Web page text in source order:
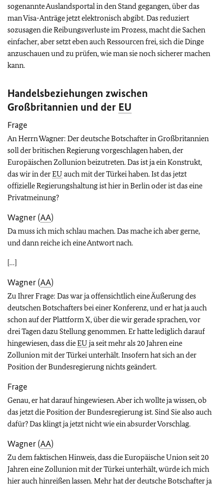
sogenannte Auslandsportal in den Stand gegangen, über das
man Visa-Anträge jetzt elektronisch abgibt. Das reduziert
sozusagen die Reibungsverluste im Prozess, macht die Sachen
einfacher, aber setzt eben auch Ressourcen frei, sich die Dinge
anzuschauen und zu prüfen, wie man sie noch sicherer machen
kann.
Handelsbeziehungen zwischen
Großbritannien und der EU
Frage
An Herrn Wagner: Der deutsche Botschafter in Großbritannien
soll der britischen Regierung vorgeschlagen haben, der
Europäischen Zollunion beizutreten. Das ist ja ein Konstrukt,
das wir in derEU auch mit der Türkei haben. Ist das jetzt
offizielle Regierungshaltung ist hier in Berlin oder ist das eine
Privatmeinung?
Wagner (AA)
Da muss ich mich schlau machen. Das mache ich aber gerne,
und dann reiche ich eine Antwort nach.
[…]
Wagner (AA)
Zu Ihrer Frage: Das war ja offensichtlich eine Äußerung des
deutschen Botschafters bei einer Konferenz, und er hat ja auch
schon auf der Plattform X, über die wir gerade sprachen, vor
drei Tagen dazu Stellung genommen. Er hatte lediglich darauf
hingewiesen, dass dieEU ja seit mehr als 20 Jahren eine
Zollunion mit der Türkei unterhält. Insofern hat sich an der
Position der Bundesregierung nichts geändert.
Frage
Genau, er hat darauf hingewiesen. Aber ich wollte ja wissen, ob
das jetzt die Position der Bundesregierung ist. Sind Sie also auch
dafür? Das klingt ja jetzt nicht wie ein absurder Vorschlag.
Wagner (AA)
Zu dem faktischen Hinweis, dass die Europäische Union seit 20
Jahren eine Zollunion mit der Türkei unterhält, würde ich mich
hier auch hinreißen lassen. Mehr hat der deutsche Botschafter ja